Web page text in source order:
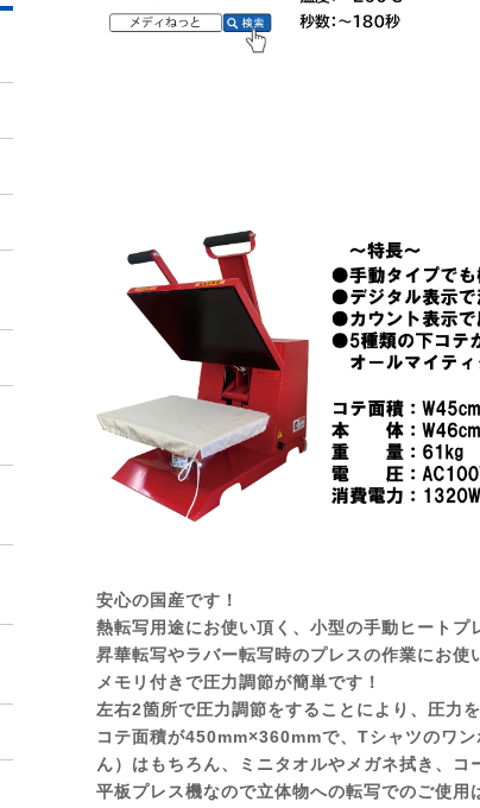
安心の国産です！
熱転写用途にお使い頂く、小型の手動ヒートプ
昇華転写やラバー転写時のプレスの作業にお使
メモリ付きで圧力調節が簡単です！
左右2箇所で圧力調節をすることにより、圧力
コテ面積が450mm×360mmで、Tシャツのワ
ん）はもちろん、ミニタオルやメガネ拭き、コ
平板プレス機なので立体物への転写でのご使用